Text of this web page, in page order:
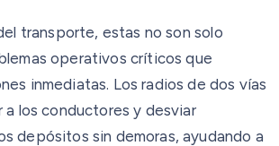
transporte, estas no son solo
operativos críticos que
inmediatas. Los radios de dos vías
a los conductores y desviar
depósitos sin demoras, ayudando a